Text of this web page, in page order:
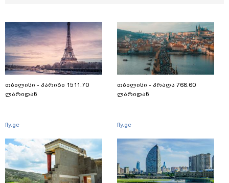
თბილისი - პარიზი 1511.70
ლარიდან
fly.ge
თბილისი - პრაღა 768.60
ლარიდან
fly.ge